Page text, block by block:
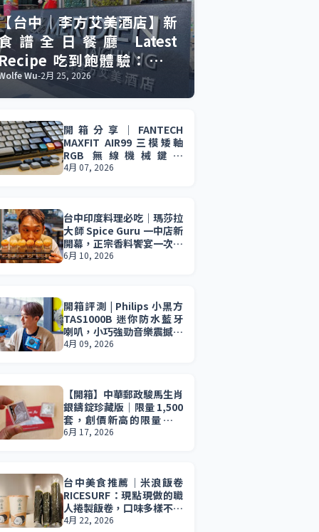
台中｜李方艾美酒店】新
譜全日餐廳 Latest
吃到飽體驗：慶生
餐的美食與驚喜。
Wu-2月 25, 2026
開箱分享｜FANTECH
MAXFIT AIR99 三模矮軸
RGB 無線機械鍵盤
(MK916) 輕薄設計 × 三模
4月 07, 2026
台中印度料理必吃｜瑪莎拉
大師 Spice Guru 一中店新
開幕，正宗香料饗宴一次滿
足，印度料理控必收藏。
6月 10, 2026
開箱評測 | Philips 小黑方
TAS1000B 迷你防水藍牙
喇叭，小巧強勁音樂震撼無
所不在。小資族 2026 最值
4月 09, 2026
【開箱】中華郵政駿馬生肖
銀鑄錠珍藏版｜限量 1,500
套，創價新高的限量珍藏
版，真的值得收藏嗎？
6月 17, 2026
台中美食推薦｜米浪飯卷
RICESURF：現點現做的職
人捲製飯卷，口味多樣不膩
口，清爽夏季午餐推薦必
4月 22, 2026